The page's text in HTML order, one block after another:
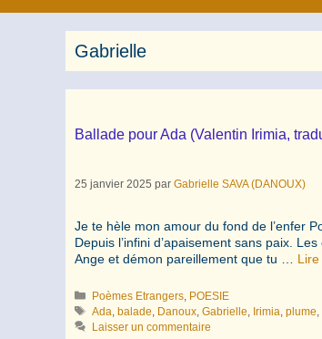
Gabrielle
Ballade pour Ada (Valentin Irimia,
25 janvier 2025 par Gabrielle SAVA (DANOUX)
Je te hèle mon amour du fond de l’enfer
Depuis l’infini d’apaisement sans paix.
Ange et démon pareillement que tu …
Catégories
Poèmes Etrangers POESIE
Étiquettes
Ada ,balade Danoux ,Gabrielle Irimia ,plume
Laisser un commentaire